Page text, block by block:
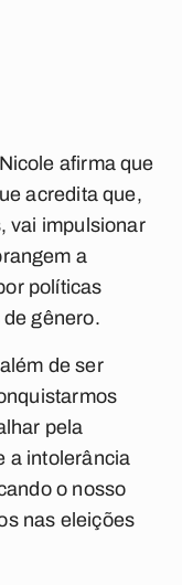
afirma que
acredita que,
vai impulsionar
a
políticas
gênero.
de ser
pela
a intolerância
o nosso
nas eleições